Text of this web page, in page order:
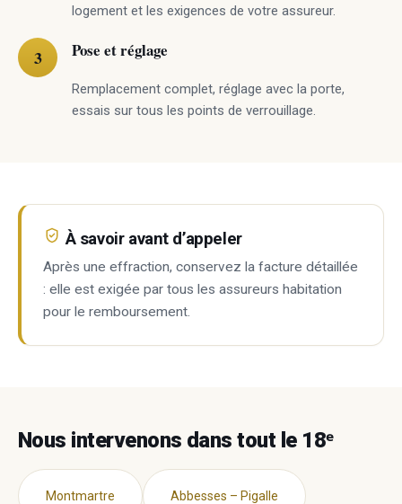
logement et les exigences de votre assureur.
Pose et réglage
Remplacement complet, réglage avec la porte,
essais sur tous les points de verrouillage.
À savoir avant d’appeler
Après une effraction, conservez la facture détaillée
: elle est exigée par tous les assureurs habitation
pour le remboursement.
Nous intervenons dans tout le 18ᵉ
Montmartre Abbesses – Pigalle